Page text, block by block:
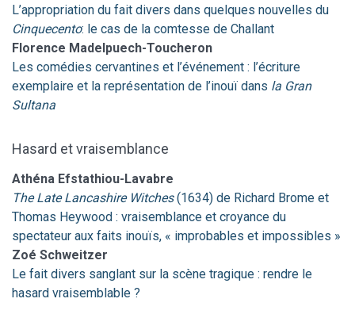
L’appropriation du fait divers dans quelques nouvelles du
Cinquecento: le cas de la comtesse de Challant
Florence Madelpuech-Toucheron
Les comédies cervantines et l’événement : l’écriture
exemplaire et la représentation de l’inouï dans la Gran
Sultana
Hasard et vraisemblance
Athéna Efstathiou-Lavabre
The Late Lancashire Witches(1634) de Richard Brome et
Thomas Heywood : vraisemblance et croyance du
spectateur aux faits inouïs, « improbables et impossibles »
Zoé Schweitzer
Le fait divers sanglant sur la scène tragique : rendre le
hasard vraisemblable ?